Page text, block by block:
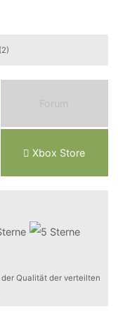
Forum
Xbox Store
Qualität der verteilten